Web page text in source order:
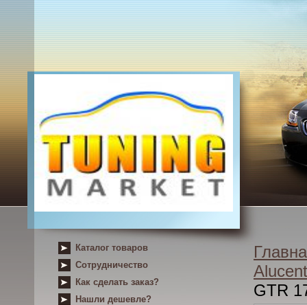
Каталог товаров
Сотрудничество
Как сделать заказ?
Нашли дешевле?
GTR